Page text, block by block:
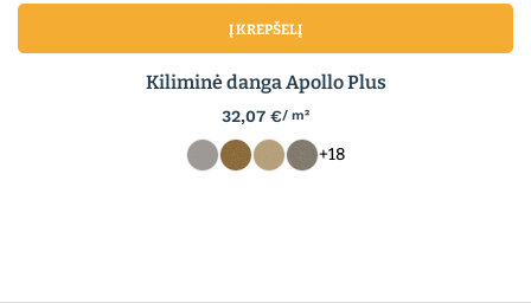
Į KREPŠELĮ
Kiliminė danga Apollo Plus
32,07 €/ m²
+18